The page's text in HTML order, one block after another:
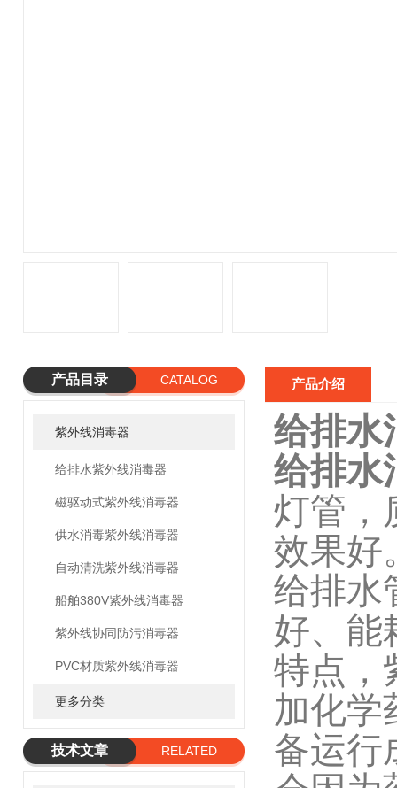
产品目录 CATALOG
紫外线消毒器
给排水紫外线消毒器
磁驱动式紫外线消毒器
供水消毒紫外线消毒器
自动清洗紫外线消毒器
船舶380V紫外线消毒器
紫外线协同防污消毒器
PVC材质紫外线消毒器
更多分类
技术文章
RELATED
产品介绍
给排水
给排水
灯管，
效果好
给排水
好、能
特点，
加化学
备运行